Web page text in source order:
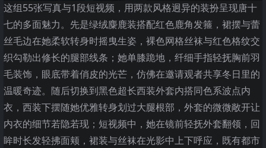
这组55张写真与1段短视频，用两款风格迥异的装扮呈现唐十
七的多面魅力。先是绿绒麋鹿装搭配红色鹿角发箍，裙摆与蕾
丝毛边在她柔软转身时摇曳生姿，裸色网格丝袜与红色格纹交
织勾勒出修长的腿部线条；她单膝跪地，纤细手指轻抚胸前羽
毛装饰，眼底带着俏皮的光芒，仿佛在邀请观者共享冬日里的
温暖奇迹。随后切换到黑色超长西装外套内搭同色系波点内
衣，西装下摆随她优雅转身划过大腿根部，外套的微微敞开让
内衣的细节若隐若现；短视频中，她在镜前轻抚外套翻领，回
眸时长发轻拂面颊，裙装与丝袜在光影中上下呼应，既有都市